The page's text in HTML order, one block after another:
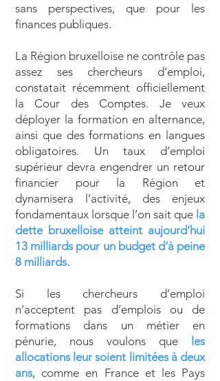
sans perspectives, que pour les
finances publiques.
La Région bruxelloise ne contrôle pas
assez ses chercheurs d’emploi,
constatait récemment officiellement
la Cour des Comptes. Je veux
déployer la formation en alternance,
ainsi que des formations en langues
obligatoires. Un taux d’emploi
supérieur devra engendrer un retour
financier pour la Région et
dynamisera l’activité, des enjeux
fondamentaux lorsque l’on sait que la
dette bruxelloise atteint aujourd’hui
13 milliards pour un budget d’à peine
8 milliards.
Si les chercheurs d’emploi
n’acceptent pas d’emplois ou de
formations dans un métier en
pénurie, nous voulons que
les
allocations leur soient limitées à deux
ans, comme en France et les Pays